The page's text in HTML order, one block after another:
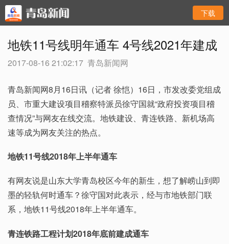
下载
地铁11号线明年通车 4号线2021年建成
2017-08-16 21:02:17 青岛新闻网
青岛新闻网8月16日讯（记者 徐恺）16日，市发改委党组成
员、市重大建设项目稽察特派员徐守国就“政府投资项目稽
查情况”与网友在线交流。地铁建设、青连铁路、新机场高
速等成为网友关注的热点。
地铁11号线2018年上半年通车
有网友说是山东大学青岛校区今年的新生，想了解崂山到即
墨的轻轨何时通车？徐守国对此表示，经与市地铁部门联
系，地铁11号线2018年上半年通车。
青连铁路工程计划2018年底前建成通车